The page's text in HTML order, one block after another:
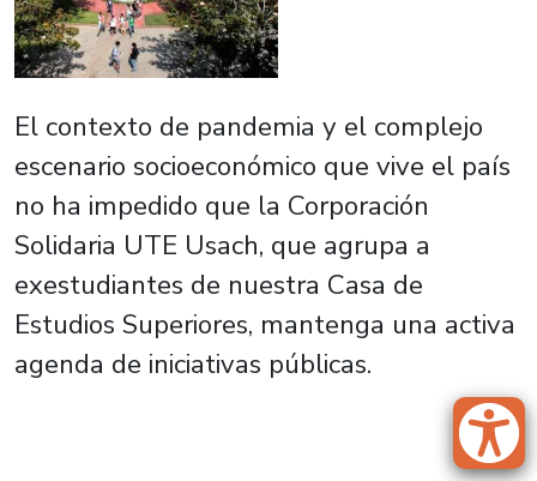
El contexto de pandemia y el complejo
escenario socioeconómico que vive el país
no ha impedido que la Corporación
Solidaria UTE Usach, que agrupa a
exestudiantes de nuestra Casa de
Estudios Superiores, mantenga una activa
agenda de iniciativas públicas.